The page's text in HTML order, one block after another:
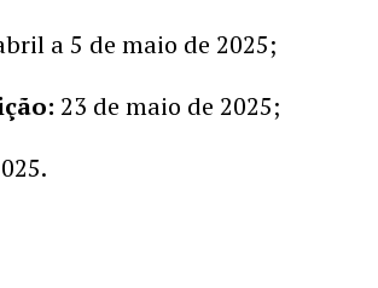
a 5 de maio de 2025;
23 de maio de 2025;